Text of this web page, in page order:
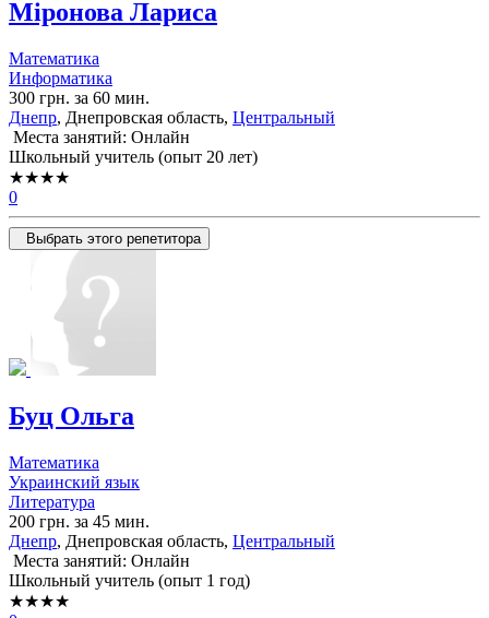
Міронова Лариса
Математика
Информатика
300 грн. за 60 мин.
Днепр, Днепровская область, Центральный
Места занятий: Онлайн
Школьный учитель (опыт 20 лет)
★★★★
0
Выбрать этого репетитора
Буц Ольга
Математика
Украинский язык
Литература
200 грн. за 45 мин.
Днепр, Днепровская область, Центральный
Места занятий: Онлайн
Школьный учитель (опыт 1 год)
★★★★